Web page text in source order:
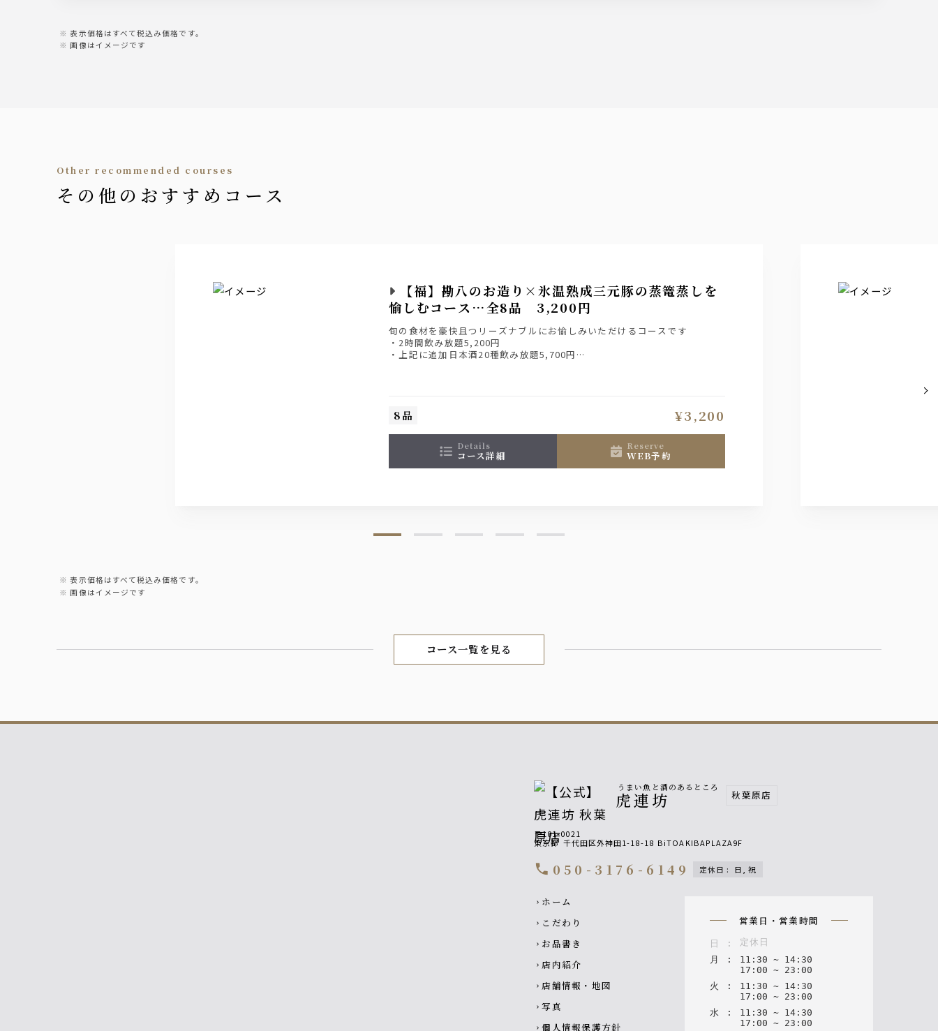
表示価格はすべて税込み価格です。
画像はイメージです
other recommended courses
その他のおすすめコース
【福】勘八のお造り×氷温熟成三元豚の蒸篭蒸しを
愉しむコース…全8品 3,200円
旬の食材を豪快且つリーズナブルにお愉しみいただけるコースです
・2時間飲み放題5,200円
・上記に追加日本酒20種飲み放題5,700円
8品 ¥3,200
details
コース詳細
reserve
WEB予約
表示価格はすべて税込み価格です。
画像はイメージです
コース一覧を見る
うまい魚と酒のあるところ
虎連坊 秋葉原店
〒101-0021
東京都 千代田区外神田1-18-18 BiTOAKIBAPLAZA9F
call 050-3176-6149 定休日 : 日, 祝
Footer navigation
chevron_right ホーム
chevron_right こだわり
chevron_right お品書き
chevron_right 店内紹介
chevron_right 店舗情報・地図
chevron_right 写真
chevron_right 個人情報保護方針
営業日・営業時間
日 :
定休日
月
: 11 : 30 ~ 14: 30
17 : 00 ~ 23 : 00
火
: 11 : 30 ~ 14: 30
17 : 00 ~ 23 : 00
水 : 11 : 30 ~ 14: 30
17 : 00 ~ 23 : 00